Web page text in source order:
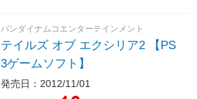
バンダイナムコエンターテインメント
テイルズ オブ エクシリア2 【PS
3ゲームソフト】
発売日：2012/11/01